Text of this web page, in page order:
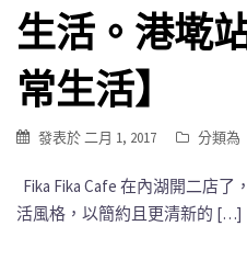
生活。港墘
常生活】
發表於二月 1, 2017 分類為
Fika Fika Cafe 在內湖開二店
活風格，以簡約且更清新的 […]